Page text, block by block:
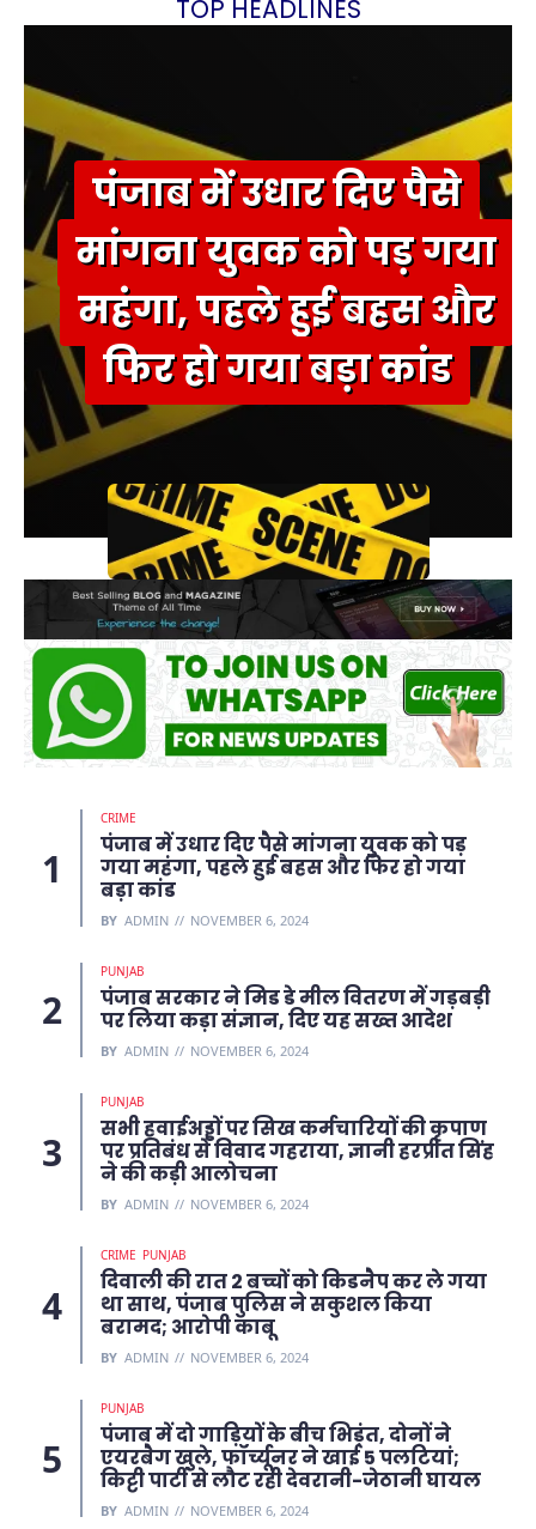
TOP HEADLINES
पंजाब में उधार दिए पैसे
मांगना युवक को पड़ गया
महंगा, पहले हुई बहस और
फिर हो गया बड़ा कांड
CRIME
पंजाब में उधार दिए पैसे मांगना युवक को पड़
गया महंगा, पहले हुई बहस और फिर हो गया
बड़ा कांड
BY ADMIN NOVEMBER 6, 2024
PUNJAB
पंजाब सरकार ने मिड डे मील वितरण में गड़बड़ी
पर लिया कड़ा संज्ञान, दिए यह सख्त आदेश
BY ADMIN NOVEMBER 6, 2024
PUNJAB
सभी हवाईअड्डों पर सिख कर्मचारियों की कृपाण
पर प्रतिबंध से विवाद गहराया, ज्ञानी हरप्रीत सिंह
ने की कड़ी आलोचना
BY ADMIN NOVEMBER 6, 2024
CRIME PUNJAB
दिवाली की रात 2 बच्चों को किडनैप कर ले गया
था साथ, पंजाब पुलिस ने सकुशल किया
बरामद; आरोपी काबू
BY ADMIN NOVEMBER 6, 2024
PUNJAB
पंजाब में दो गाड़ियों के बीच भिड़ंत, दोनों ने
एयरबैग खुले, फॉर्च्यूनर ने खाई 5 पलटियां;
किट्टी पार्टी से लौट रही देवरानी-जेठानी घायल
BY ADMIN NOVEMBER 6, 2024